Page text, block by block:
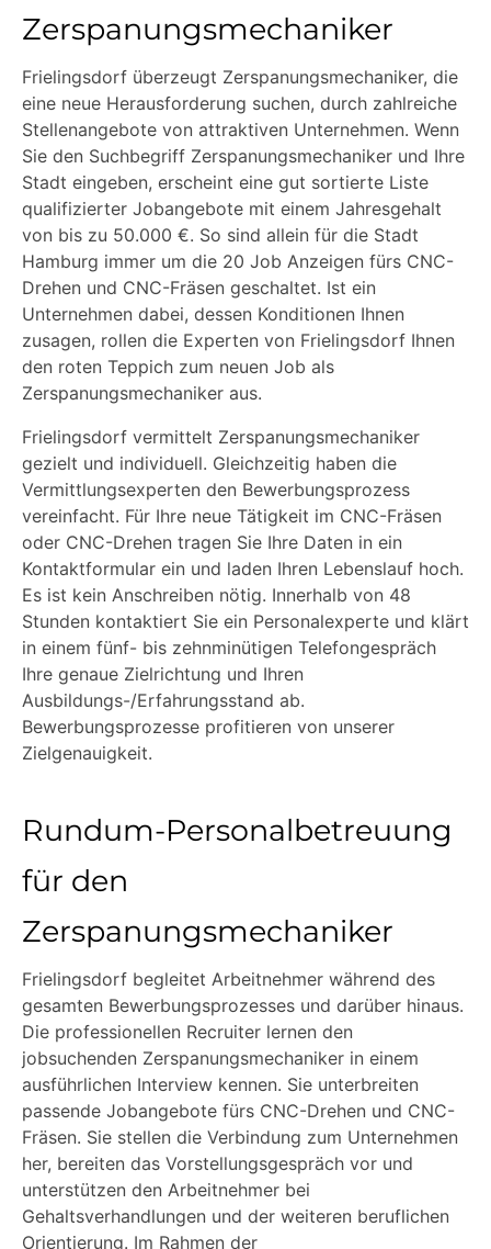
Zerspanungsmechaniker
Frielingsdorf überzeugt Zerspanungsmechaniker, die
eine neue Herausforderung suchen, durch zahlreiche
Stellenangebote von attraktiven Unternehmen. Wenn
Sie den Suchbegriff Zerspanungsmechaniker und Ihre
Stadt eingeben, erscheint eine gut sortierte Liste
qualifizierter Jobangebote mit einem Jahresgehalt
von bis zu 50.000 €. So sind allein für die Stadt
Hamburg immer um die 20 Job Anzeigen fürs CNC-
Drehen und CNC-Fräsen geschaltet. Ist ein
Unternehmen dabei, dessen Konditionen Ihnen
zusagen, rollen die Experten von Frielingsdorf Ihnen
den roten Teppich zum neuen Job als
Zerspanungsmechaniker aus.
Frielingsdorf vermittelt Zerspanungsmechaniker
gezielt und individuell. Gleichzeitig haben die
Vermittlungsexperten den Bewerbungsprozess
vereinfacht. Für Ihre neue Tätigkeit im CNC-Fräsen
oder CNC-Drehen tragen Sie Ihre Daten in ein
Kontaktformular ein und laden Ihren Lebenslauf hoch.
Es ist kein Anschreiben nötig. Innerhalb von 48
Stunden kontaktiert Sie ein Personalexperte und klärt
in einem fünf- bis zehnminütigen Telefongespräch
Ihre genaue Zielrichtung und Ihren
Ausbildungs-/Erfahrungsstand ab.
Bewerbungsprozesse profitieren von unserer
Zielgenauigkeit.
Rundum-Personalbetreuung
für den
Zerspanungsmechaniker
Frielingsdorf begleitet Arbeitnehmer während des
gesamten Bewerbungsprozesses und darüber hinaus.
Die professionellen Recruiter lernen den
jobsuchenden Zerspanungsmechaniker in einem
ausführlichen Interview kennen. Sie unterbreiten
passende Jobangebote fürs CNC-Drehen und CNC-
Fräsen. Sie stellen die Verbindung zum Unternehmen
her, bereiten das Vorstellungsgespräch vor und
unterstützen den Arbeitnehmer bei
Gehaltsverhandlungen und der weiteren beruflichen
Orientierung. Im Rahmen der